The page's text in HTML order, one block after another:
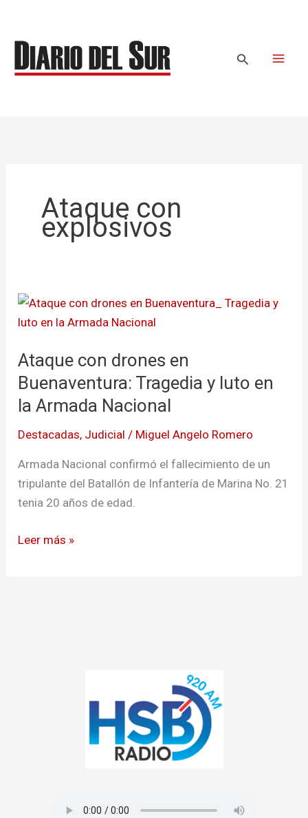
contenido
Buscar
Ataque con
explosivos
Ataque con drones en
Buenaventura: Tragedia y luto en
la Armada Nacional
Destacadas, Judicial / Miguel Angelo Romero
Armada Nacional confirmó el fallecimiento de un
tripulante del Batallón de Infantería de Marina No. 21
tenia 20 años de edad.
Ataque
con
en
Buenaventura:
Tragedia
luto
Leer más »